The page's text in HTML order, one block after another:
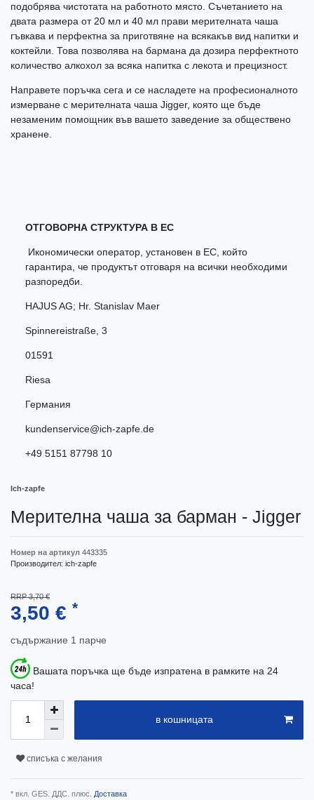
подобрява чистотата на работното място. Съчетанието на
двата размера от 20 мл и 40 мл прави мерителната чаша
гъвкава и перфектна за приготвяне на всякакъв вид напитки и
коктейли. Това позволява на бармана да дозира перфектното
количество алкохол за всяка напитка с лекота и прецизност.
Направете поръчка сега и се насладете на професионалното
измерване с мерителната чаша Jigger, която ще бъде
незаменим помощник във вашето заведение за обществено
хранене.
ОТГОВОРНА СТРУКТУРА В ЕС
Икономически оператор, установен в ЕС, който
гарантира, че продуктът отговаря на всички необходими
разпоредби.
HAJUS AG; Hr. Stanislav Maer
Spinnereistraße 3
01591
Riesa
Германия
kundenservice@ich-zapfe.de
+49 5151 87798 10
Ich-zapfe
Мерителна чаша за барман - Jigger
Номер на артикул 443335
Производител: ich-zapfe
RRP 3,70 €
3,50 € *
съдържание 1 парче
Вашата поръчка ще бъде изпратена в рамките на 24
часа!
в кошницата
списъка с желания
* вкл. GES. ДДС. плюс. Доставка